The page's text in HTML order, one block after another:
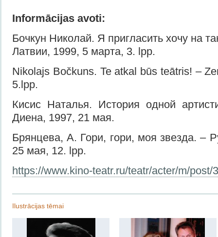
Informācijas avoti:
Бочкун Николай. Я пригласить хочу на
Латвии, 1999, 5 марта, 3. lpp.
Nikolajs Bočkuns. Te atkal būs teātris! –
5.lpp.
Кисис Наталья. История одной
Диена, 1997, 21 мая.
Брянцева, А. Гори, гори, моя звезда. –
25 мая, 12. lpp.
https://www.kino-teatr.ru/teatr/acter/m/post/
Ilustrācijas tēmai